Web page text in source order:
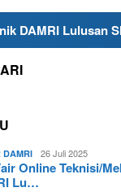
SMK Terdekat di
DAMRI 26 Juli 2025
Online Teknisi/
Lu…